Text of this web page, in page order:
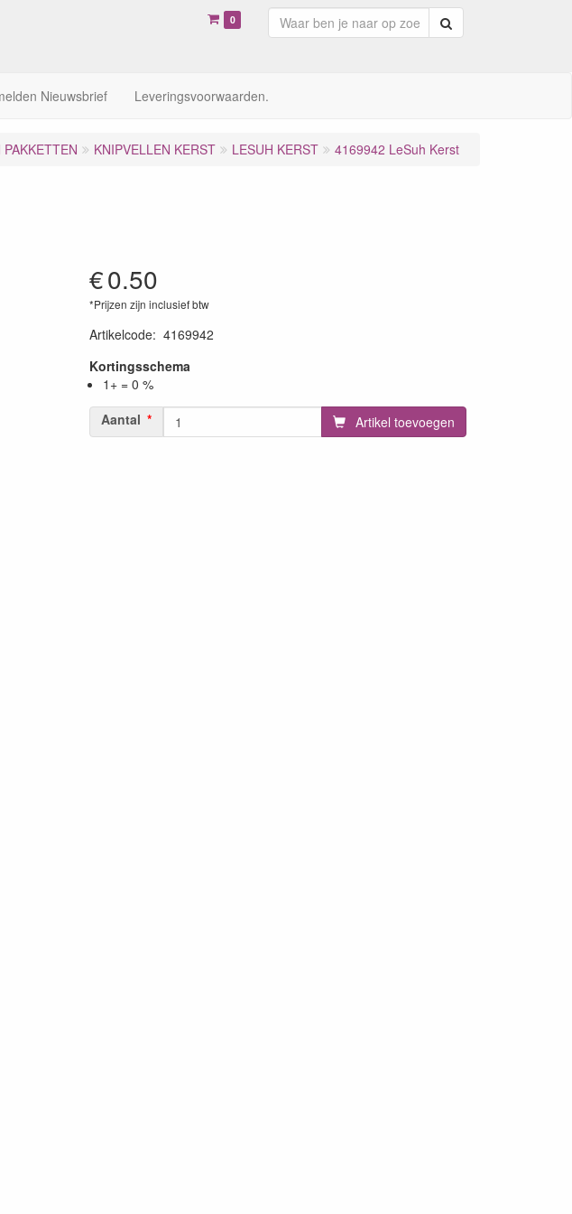
0
Nieuwsbrief Leveringsvoorwaarden.
KNIPVELLEN KERST LESUH KERST 4169942 LeSuh Kerst
€0.50
*Prijzen zijn inclusief btw
Artikelcode: 4169942
Kortingsschema
1+ = 0 %
Aantal
Artikel toevoegen